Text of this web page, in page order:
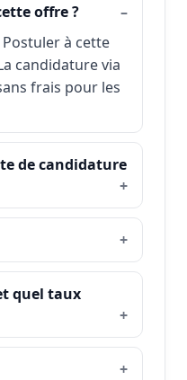
offre ?
à cette
candidature via
frais pour les
de candidature
quel taux